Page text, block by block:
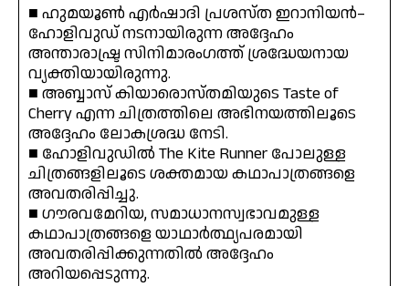
■ ഹുമയൂൺ എർഷാദി പ്രശസ്ത ഇറാനിയൻ–
ഹോളിവുഡ് നടനായിരുന്ന അദ്ദേഹം
അന്താരാഷ്ട്ര സിനിമാരംഗത്ത് ശ്രദ്ധേയനായ
വ്യക്തിയായിരുന്നു.
■ അബ്ബാസ് കിയാരൊസ്തമിയുടെ Taste of
Cherry എന്ന ചിത്രത്തിലെ അഭിനയത്തിലൂടെ
അദ്ദേഹം ലോകശ്രദ്ധ നേടി.
■ ഹോളിവുഡിൽ The Kite Runner പോലുള്ള
ചിത്രങ്ങളിലൂടെ ശക്തമായ കഥാപാത്രങ്ങളെ
അവതരിപ്പിച്ചു.
■ ഗൗരവമേറിയ, സമാധാനസ്വഭാവമുള്ള
കഥാപാത്രങ്ങളെ യാഥാർത്ഥ്യപരമായി
അവതരിപ്പിക്കുന്നതിൽ അദ്ദേഹം
അറിയപ്പെടുന്നു.